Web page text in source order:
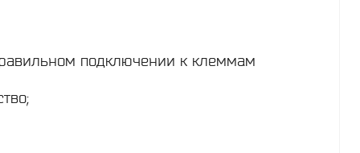
подключении к клеммам